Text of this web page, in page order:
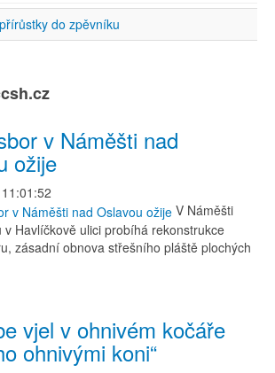
do zpěvníku
v Náměšti nad
ožije
V Náměšti
v Havlíčkově ulici probíhá rekonstrukce
zásadní obnova střešního pláště plochých
vjel v ohnivém kočáře
ohnivými koni“